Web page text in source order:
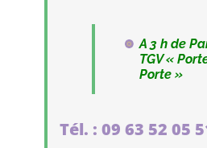
A 3 h de
TGV «
Porte »
Tél. : 09 63 52 05